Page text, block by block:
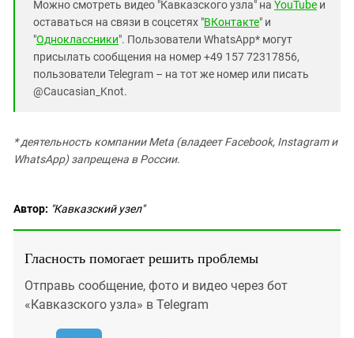
Можно смотреть видео "Кавказского узла" на YouTube и
оставаться на связи в соцсетях "ВКонтакте" и
"Одноклассники". Пользователи WhatsApp* могут
присылать сообщения на номер +49 157 72317856,
пользователи Telegram – на тот же номер или писать
@Caucasian_Knot.
* деятельность компании Meta (владеет Facebook, Instagram и
WhatsApp) запрещена в России.
Автор: "Кавказский узел"
Гласность помогает решить проблемы
Отправь сообщение, фото и видео через бот
«Кавказского узла» в Telegram